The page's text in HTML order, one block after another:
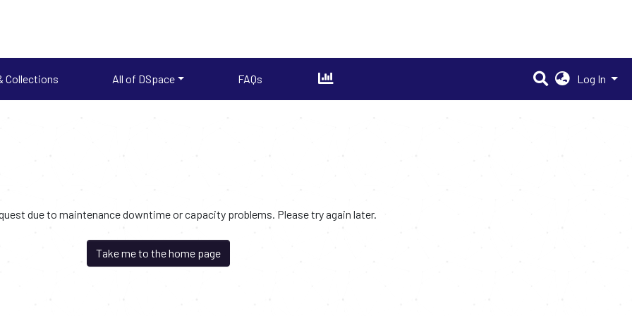
Collections All of DSpace FAQs Log In
due to maintenance downtime or capacity problems. Please try again later.
Take me to the home page